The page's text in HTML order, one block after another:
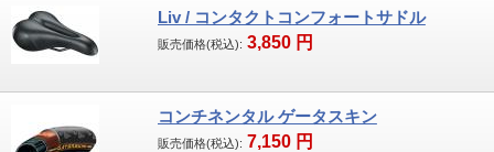
2007年第一期生合格以来2度の更新を果たし
現在に至っています。資格者が組み立てたス
す。
Liv / コンタクトコンフォートサドル
販売価格(税込): 3,850 円
コンチネンタル ゲータスキン
販売価格(税込): 7,150 円